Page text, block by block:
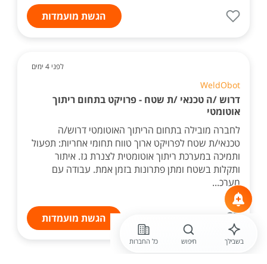
הגשת מועמדות
לפני 4 ימים
WeldObot
דרוש /ה טכנאי /ת שטח - פרויקט בתחום ריתוך
אוטומטי
לחברה מובילה בתחום הריתוך האוטומטי דרוש/ה
טכנאי/ת שטח לפרויקט ארוך טווח תחומי אחריות: תפעול
ותמיכה במערכת ריתוך אוטומטית לצנרת גז. איתור
ותקלות בשטח ומתן פתרונות בזמן אמת. עבודה עם
מערכ...
הגשת מועמדות
בשבילך חיפוש כל החברות